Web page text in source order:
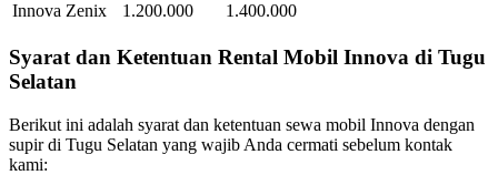
Innova Zenix
1.200.000 1.400.000
Syarat dan Ketentuan Rental Mobil Innova di Tugu
Selatan
Berikut ini adalah syarat dan ketentuan sewa mobil Innova dengan
supir di Tugu Selatan yang wajib Anda cermati sebelum kontak
kami: